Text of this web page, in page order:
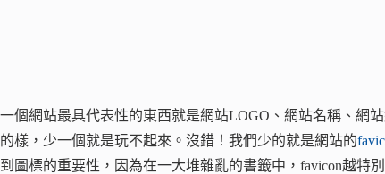
一個網站最具代表性的東西就是網站LOGO、網站名稱、網
的樣，少一個就是玩不起來。沒錯！我們少的就是網站的
到圖標的重要性，因為在一大堆雜亂的書籤中，favicon越特